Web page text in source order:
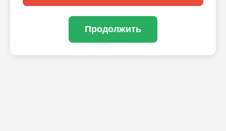
Продолжить